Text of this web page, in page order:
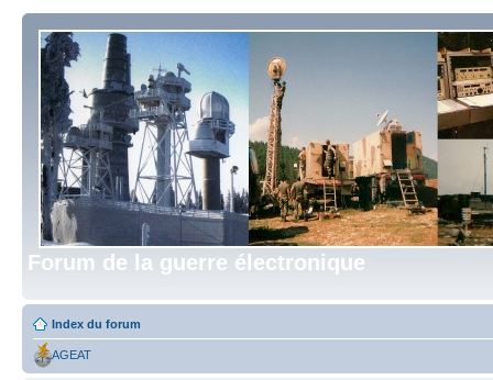
Forum de la guerre électronique
Index du forum
AGEAT